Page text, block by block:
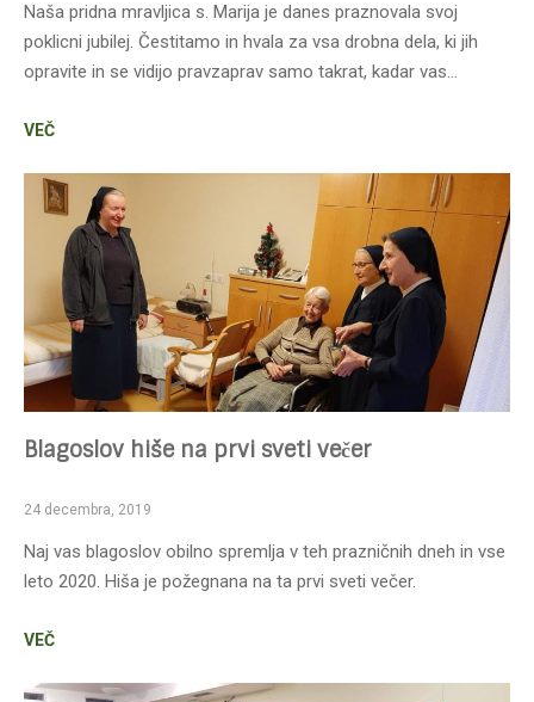
Naša pridna mravljica s. Marija je danes praznovala svoj
poklicni jubilej. Čestitamo in hvala za vsa drobna dela, ki jih
opravite in se vidijo pravzaprav samo takrat, kadar vas…
VEČ
Blagoslov hiše na prvi sveti večer
24 decembra, 2019
Naj vas blagoslov obilno spremlja v teh prazničnih dneh in vse
leto 2020. Hiša je požegnana na ta prvi sveti večer.
VEČ